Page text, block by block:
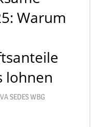
Warum
lohnen
SEDES WBG